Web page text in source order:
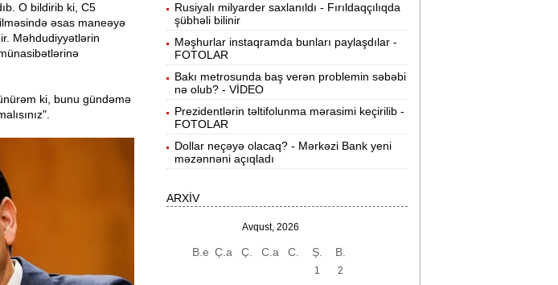
O bildirib ki, C5
əsas maneəyə
Məhdudiyyətlərin
ki, bunu gündəmə
13:23
Qabırğası sınıb ürəyinə girmişdi -
Kürəkəninə 10 il həbs verildi
13:08
Xocavəndə növbəti köç karvanı yola
salındı -FOTOLAR
12:54
Ali Məhkəmənin hakimi təqaüdə
göndərildi -
12:38
Bakıda qısamüddətli yağış yağacaq,
külək əsəcək -PROQNOZ
12:21
Hörmüz boğazı yaxın vaxtlarda
yenidən açılacaq -Tramp
“Məni narahat edən rəqib yox,
Qurban Qurbanov
Rusiyalı milyarder saxlanıldı - Fırıldaqçılıqda
şübhəli bilinir
Məşhurlar instaqramda bunları paylaşdılar -
FOTOLAR
Bakı metrosunda baş verən problemin səbəbi
nə olub? - VİDEO
Prezidentlərin təltifolunma mərasimi keçirilib -
FOTOLAR
Dollar neçəyə olacaq? - Mərkəzi Bank yeni
məzənnəni açıqladı
ARXİV
Avqust, 2026
B.e Ç.a Ç. C.a C. Ş. B.
1 2